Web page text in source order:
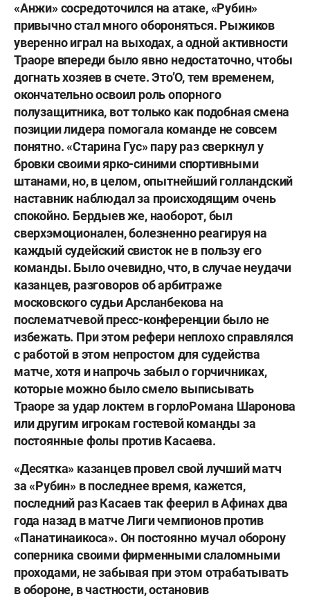
«Анжи» сосредоточился на атаке, «Рубин»
привычно стал много обороняться. Рыжиков
уверенно играл на выходах, а одной активности
Траоре впереди было явно недостаточно, чтобы
догнать хозяев в счете. Это’О, тем временем,
окончательно освоил роль опорного
полузащитника, вот только как подобная смена
позиции лидера помогала команде не совсем
понятно. «Старина Гус» пару раз сверкнул у
бровки своими ярко-синими спортивными
штанами, но, в целом, опытнейший голландский
наставник наблюдал за происходящим очень
спокойно. Бердыев же, наоборот, был
сверхэмоционален, болезненно реагируя на
каждый судейский свисток не в пользу его
команды. Было очевидно, что, в случае неудачи
казанцев, разговоров об арбитраже
московского судьи Арсланбекова на
послематчевой пресс-конференции было не
избежать. При этом рефери неплохо справлялся
с работой в этом непростом для судейства
матче, хотя и напрочь забыл о горчичниках,
которые можно было смело выписывать
Траоре за удар локтем в горлоРомана Шаронова
или другим игрокам гостевой команды за
постоянные фолы против Касаева.
«Десятка» казанцев провел свой лучший матч
за «Рубин» в последнее время, кажется,
последний раз Касаев так феерил в Афинах два
года назад в матче Лиги чемпионов против
«Панатинаикоса». Он постоянно мучал оборону
соперника своими фирменными слаломными
проходами, не забывая при этом отрабатывать
в обороне, в частности, остановив